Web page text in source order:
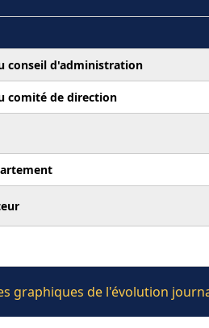
conseil d'administration
comité de direction
graphiques de l'évolution